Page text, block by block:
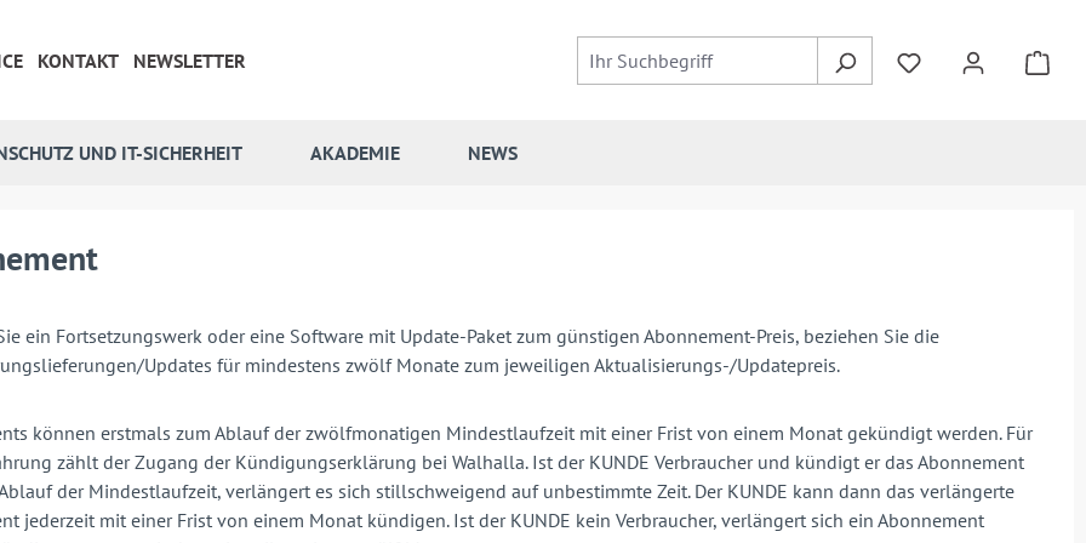
KONTAKT NEWSLETTER
UND IT-SICHERHEIT AKADEMIE NEWS
ein Fortsetzungswerk oder eine Software mit Update-Paket zum günstigen Abonnement-Preis, beziehen Sie die
Updates für mindestens zwölf Monate zum jeweiligen Aktualisierungs-/Updatepreis.
können erstmals zum Ablauf der zwölfmonatigen Mindestlaufzeit mit einer Frist von einem Monat gekündigt werden. Für
zählt der Zugang der Kündigungserklärung bei Walhalla. Ist der KUNDE Verbraucher und kündigt er das Abonnement
der Mindestlaufzeit, verlängert es sich stillschweigend auf unbestimmte Zeit. Der KUNDE kann dann das verlängerte
jederzeit mit einer Frist von einem Monat kündigen. Ist der KUNDE kein Verbraucher, verlängert sich ein Abonnement